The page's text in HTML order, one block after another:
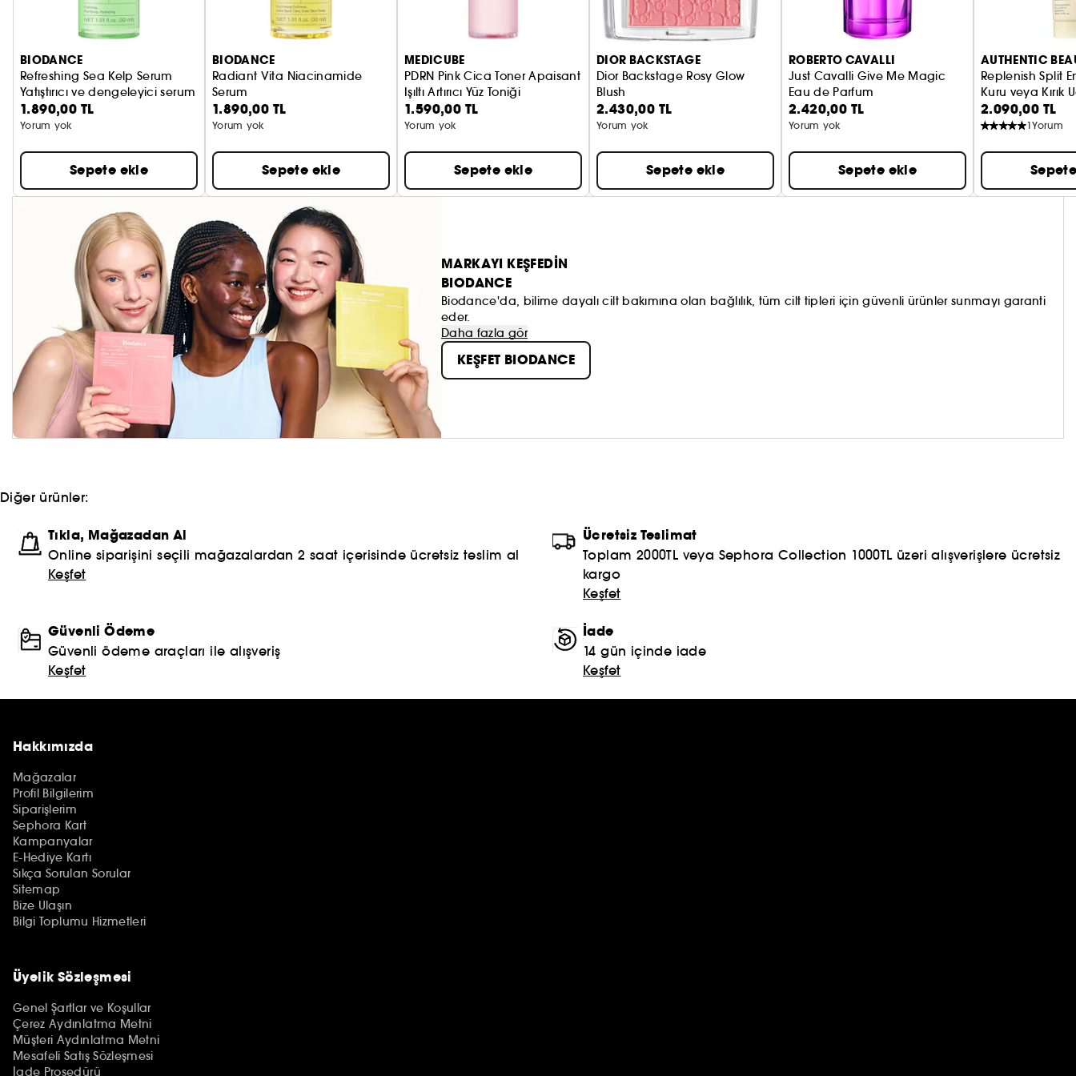
BIODANCE
Refreshing Sea Kelp Serum
Yatıştırıcı ve dengeleyici serum
1.890,00 TL
Yorum yok
Sepete ekle
BIODANCE
Radiant Vita Niacinamide
Serum
Aydınlatıcı ve cilt tonu eşitleyici serum
1.890,00 TL
Yorum yok
Sepete ekle
MEDICUBE
PDRN Pink Cica Toner Apaisant
Işıltı Artırıcı Yüz Toniği
1.590,00 TL
Yorum yok
Sepete ekle
DIOR BACKSTAGE
Dior Backstage Rosy Glow
Blush
Allık
2.430,00 TL
Yorum yok
Sepete ekle
ROBERTO CAVALLI
Just Cavalli Give Me Magic
Eau de Parfum
2.420,00 TL
Yorum yok
Sepete ekle
AUTHENTIC
Replenish Split
Kuru veya
2.090,00 TL
1Yorum
MARKAYI KEŞFEDİN
BIODANCE
Biodance'da, bilime dayalı cilt bakımına olan bağlılık, tüm cilt tipleri için güvenli ürünler sunmayı garanti
eder.
Daha fazla gör
KEŞFET BIODANCE
Diğer ürünler:
Tıkla, Mağazadan Al
Online siparişini seçili mağazalardan 2 saat içerisinde ücretsiz teslim al
Keşfet
Ücretsiz Teslimat
Toplam 2000TL veya Sephora Collection 1000TL üzeri alışverişlere ücretsiz
kargo
Keşfet
Güvenli Ödeme
Güvenli ödeme araçları ile alışveriş
Keşfet
İade
14 gün içinde iade
Keşfet
Hakkımızda
Mağazalar
Profil Bilgilerim
Siparişlerim
Sephora Kart
Kampanyalar
E-Hediye Kartı
Sıkça Sorulan Sorular
Sitemap
Bize Ulaşın
Bilgi Toplumu Hizmetleri
Üyelik Sözleşmesi
Genel Şartlar ve Koşullar
Çerez Aydınlatma Metni
Müşteri Aydınlatma Metni
Mesafeli Satış Sözleşmesi
İade Prosedürü